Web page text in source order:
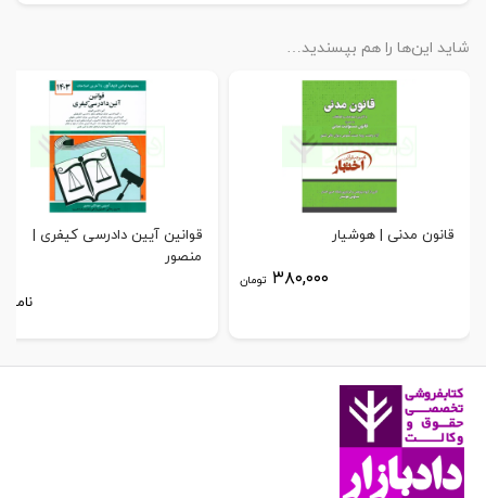
شاید این‌ها را هم بپسندید…
قانون مدنی | هوشیار
۳۸۰,۰۰۰ تومان
قوانین آیین دادرسی کیفری |
منصور